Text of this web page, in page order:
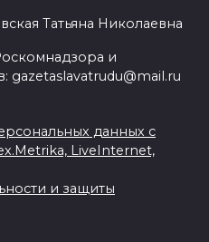
Татьяна Николаевна
и
gazetaslavatrudu@mail.ru
данных с
LiveInternet,
и защиты